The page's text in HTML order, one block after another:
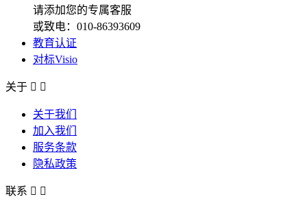
请添加您的专属客服
或致电：010-86393609
教育认证
对标Visio
关于  
关于我们
加入我们
服务条款
隐私政策
联系  